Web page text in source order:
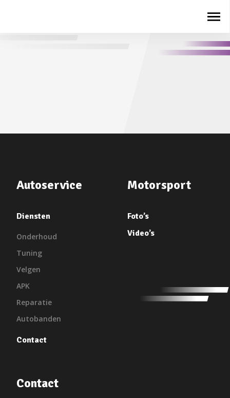
Autoservice
Diensten
Onderhoud
Tuning
Velgen
APK
Reparatie
Autobanden
Contact
Motorsport
Foto’s
Video’s
Contact